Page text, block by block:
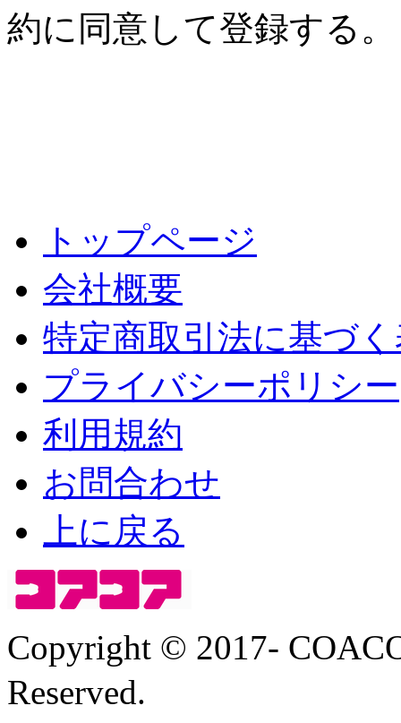
約に同意して登録する。
トップページ
会社概要
特定商取引法に基づ
プライバシーポリシー
利用規約
お問合わせ
上に戻る
Copyright © 2017-
Reserved.